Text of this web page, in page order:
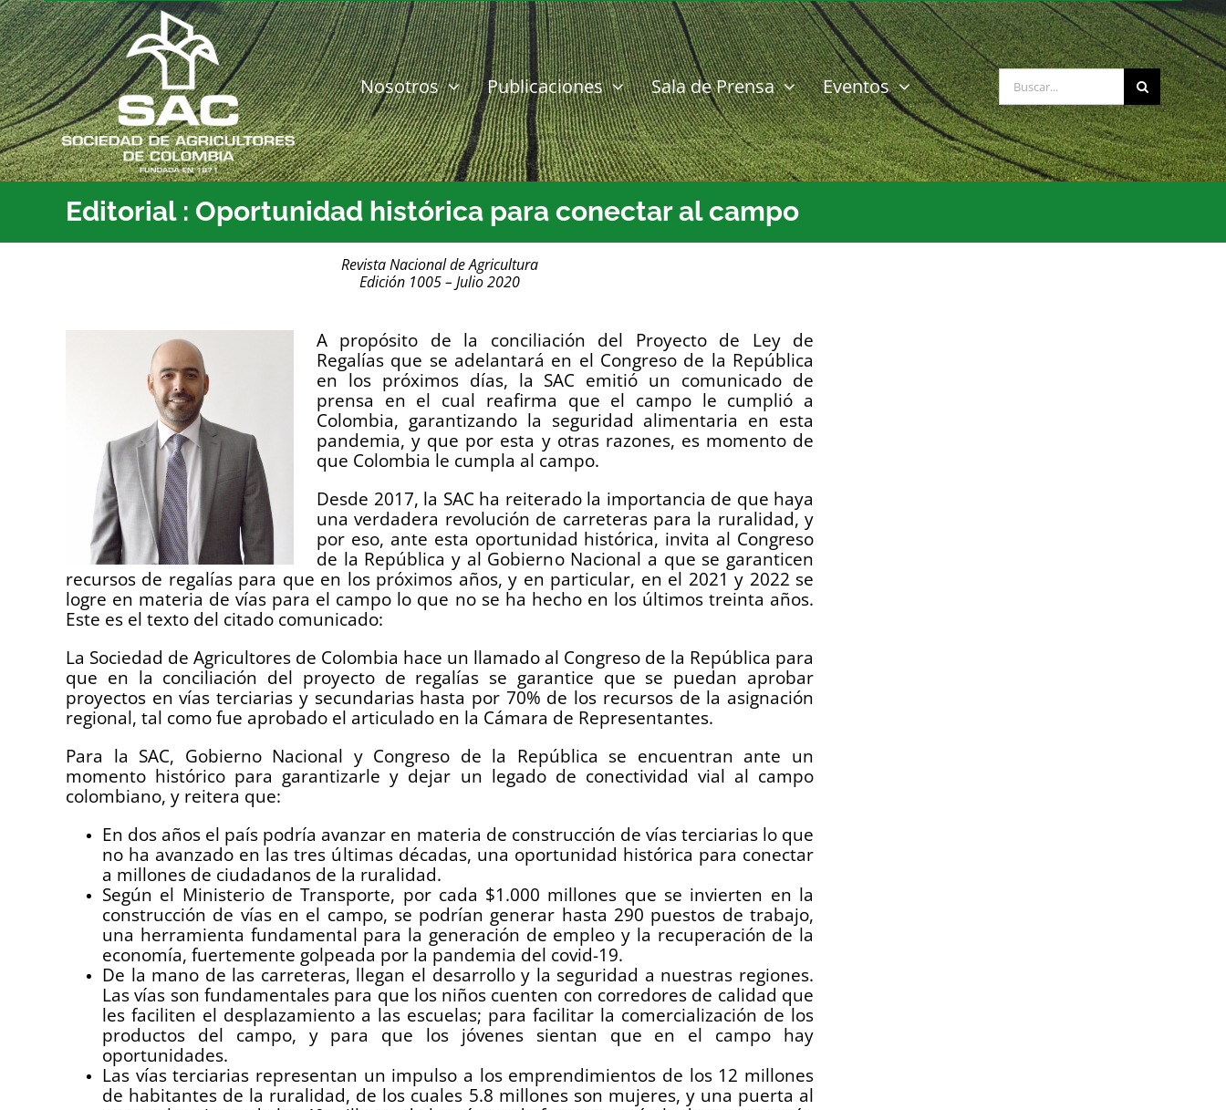
Saltar
al
contenido
Nosotros Publicaciones Sala de Prensa Eventos Buscar:
Editorial : Oportunidad histórica para conectar al campo
Revista Nacional de Agricultura
Edición 1005 – Julio 2020
A propósito de la conciliación del Proyecto de Ley de
Regalías que se adelantará en el Congreso de la República
en los próximos días, la SAC emitió un comunicado de
prensa en el cual reafirma que el campo le cumplió a
Colombia, garantizando la seguridad alimentaria en esta
pandemia, y que por esta y otras razones, es momento de
que Colombia le cumpla al campo.
Desde 2017, la SAC ha reiterado la importancia de que haya
una verdadera revolución de carreteras para la ruralidad, y
por eso, ante esta oportunidad histórica, invita al Congreso
de la República y al Gobierno Nacional a que se garanticen
recursos de regalías para que en los próximos años, y en particular, en el 2021 y 2022 se
logre en materia de vías para el campo lo que no se ha hecho en los últimos treinta años.
Este es el texto del citado comunicado:
La Sociedad de Agricultores de Colombia hace un llamado al Congreso de la República para
que en la conciliación del proyecto de regalías se garantice que se puedan aprobar
proyectos en vías terciarias y secundarias hasta por 70% de los recursos de la asignación
regional, tal como fue aprobado el articulado en la Cámara de Representantes.
Para la SAC, Gobierno Nacional y Congreso de la República se encuentran ante un
momento histórico para garantizarle y dejar un legado de conectividad vial al campo
colombiano, y reitera que:
En dos años el país podría avanzar en materia de construcción de vías terciarias lo que
no ha avanzado en las tres últimas décadas, una oportunidad histórica para conectar
a millones de ciudadanos de la ruralidad.
Según el Ministerio de Transporte, por cada $1.000 millones que se invierten en la
construcción de vías en el campo, se podrían generar hasta 290 puestos de trabajo,
una herramienta fundamental para la generación de empleo y la recuperación de la
economía, fuertemente golpeada por la pandemia del covid-19.
De la mano de las carreteras, llegan el desarrollo y la seguridad a nuestras regiones.
Las vías son fundamentales para que los niños cuenten con corredores de calidad que
les faciliten el desplazamiento a las escuelas; para facilitar la comercialización de los
productos del campo, y para que los jóvenes sientan que en el campo hay
oportunidades.
Las vías terciarias representan un impulso a los emprendimientos de los 12 millones
de habitantes de la ruralidad, de los cuales 5.8 millones son mujeres, y una puerta al